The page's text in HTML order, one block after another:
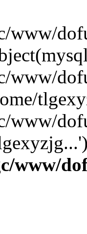
www/
www/
www/
www/